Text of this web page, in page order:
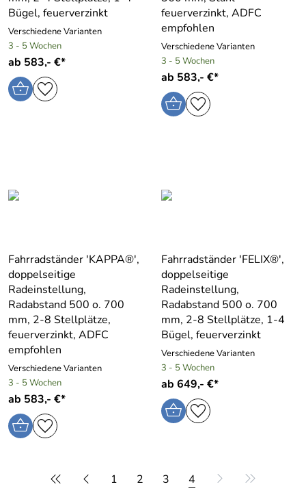
Bügel, feuerverzinkt
Verschiedene Varianten
3 - 5 Wochen
ab 583,- €*
feuerverzinkt, ADFC
empfohlen
Verschiedene Varianten
3 - 5 Wochen
ab 583,- €*
Fahrradständer ′KAPPA®′,
doppelseitige
Radeinstellung,
Radabstand 500 o. 700
mm, 2-8 Stellplätze,
feuerverzinkt, ADFC
empfohlen
Verschiedene Varianten
3 - 5 Wochen
ab 583,- €*
Fahrradständer ′FELIX®′,
doppelseitige
Radeinstellung,
Radabstand 500 o. 700
mm, 2-8 Stellplätze, 1-4
Bügel, feuerverzinkt
Verschiedene Varianten
3 - 5 Wochen
ab 649,- €*
1 2 3 4